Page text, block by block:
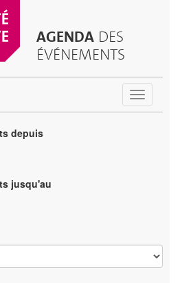
AGENDA DES
ÉVÉNEMENTS
Toggle
depuis
jusqu'au